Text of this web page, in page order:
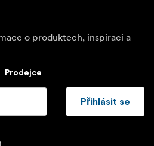
o produktech, inspiraci a
Prodejce
Přihlásit se